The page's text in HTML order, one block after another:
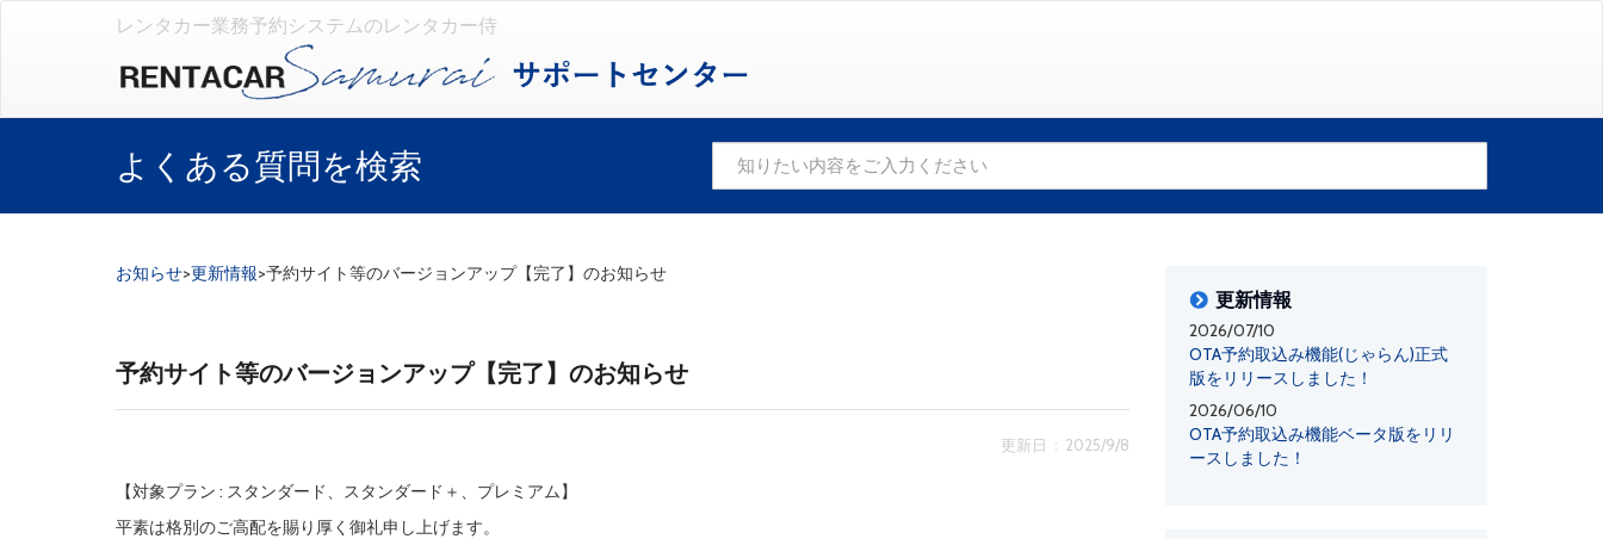
レンタカー業務予約システムのレンタカー侍
よくある質問を検索
お知らせ>更新情報>予約サイト等のバージョンアップ【完了】のお知らせ
予約サイト等のバージョンアップ【完了】のお知らせ
更新日 : 2025/9/8
【対象プラン : スタンダード、スタンダード＋、プレミアム】
平素は格別のご高配を賜り厚く御礼申し上げます。
更新情報
2026/07/10
OTA予約取込み機能(じゃらん)正式
版をリリースしました！
2026/06/10
OTA予約取込み機能ベータ版をリリ
ースしました！